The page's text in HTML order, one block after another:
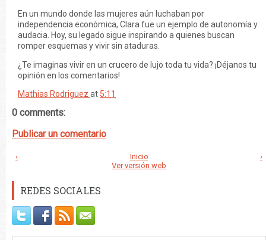
En un mundo donde las mujeres aún luchaban por
independencia económica, Clara fue un ejemplo de autonomía y
audacia. Hoy, su legado sigue inspirando a quienes buscan
romper esquemas y vivir sin ataduras.
¿Te imaginas vivir en un crucero de lujo toda tu vida? ¡Déjanos tu
opinión en los comentarios!
Mathias Rodriguez at 5:11
0 comments:
Publicar un comentario
‹ ›
Inicio
Ver versión web
REDES SOCIALES